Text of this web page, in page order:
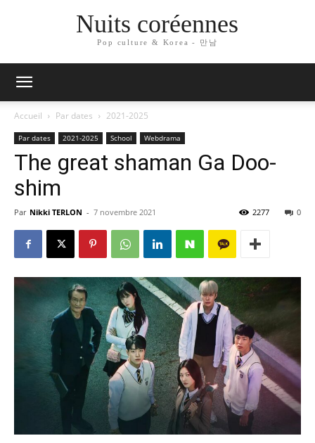
Nuits coréennes
Pop culture & Korea - 만남
Accueil Par dates 2021-2025
Par dates 2021-2025 School Webdrama
The great shaman Ga Doo-
shim
Par Nikki TERLON - 7 novembre 2021 0
2277